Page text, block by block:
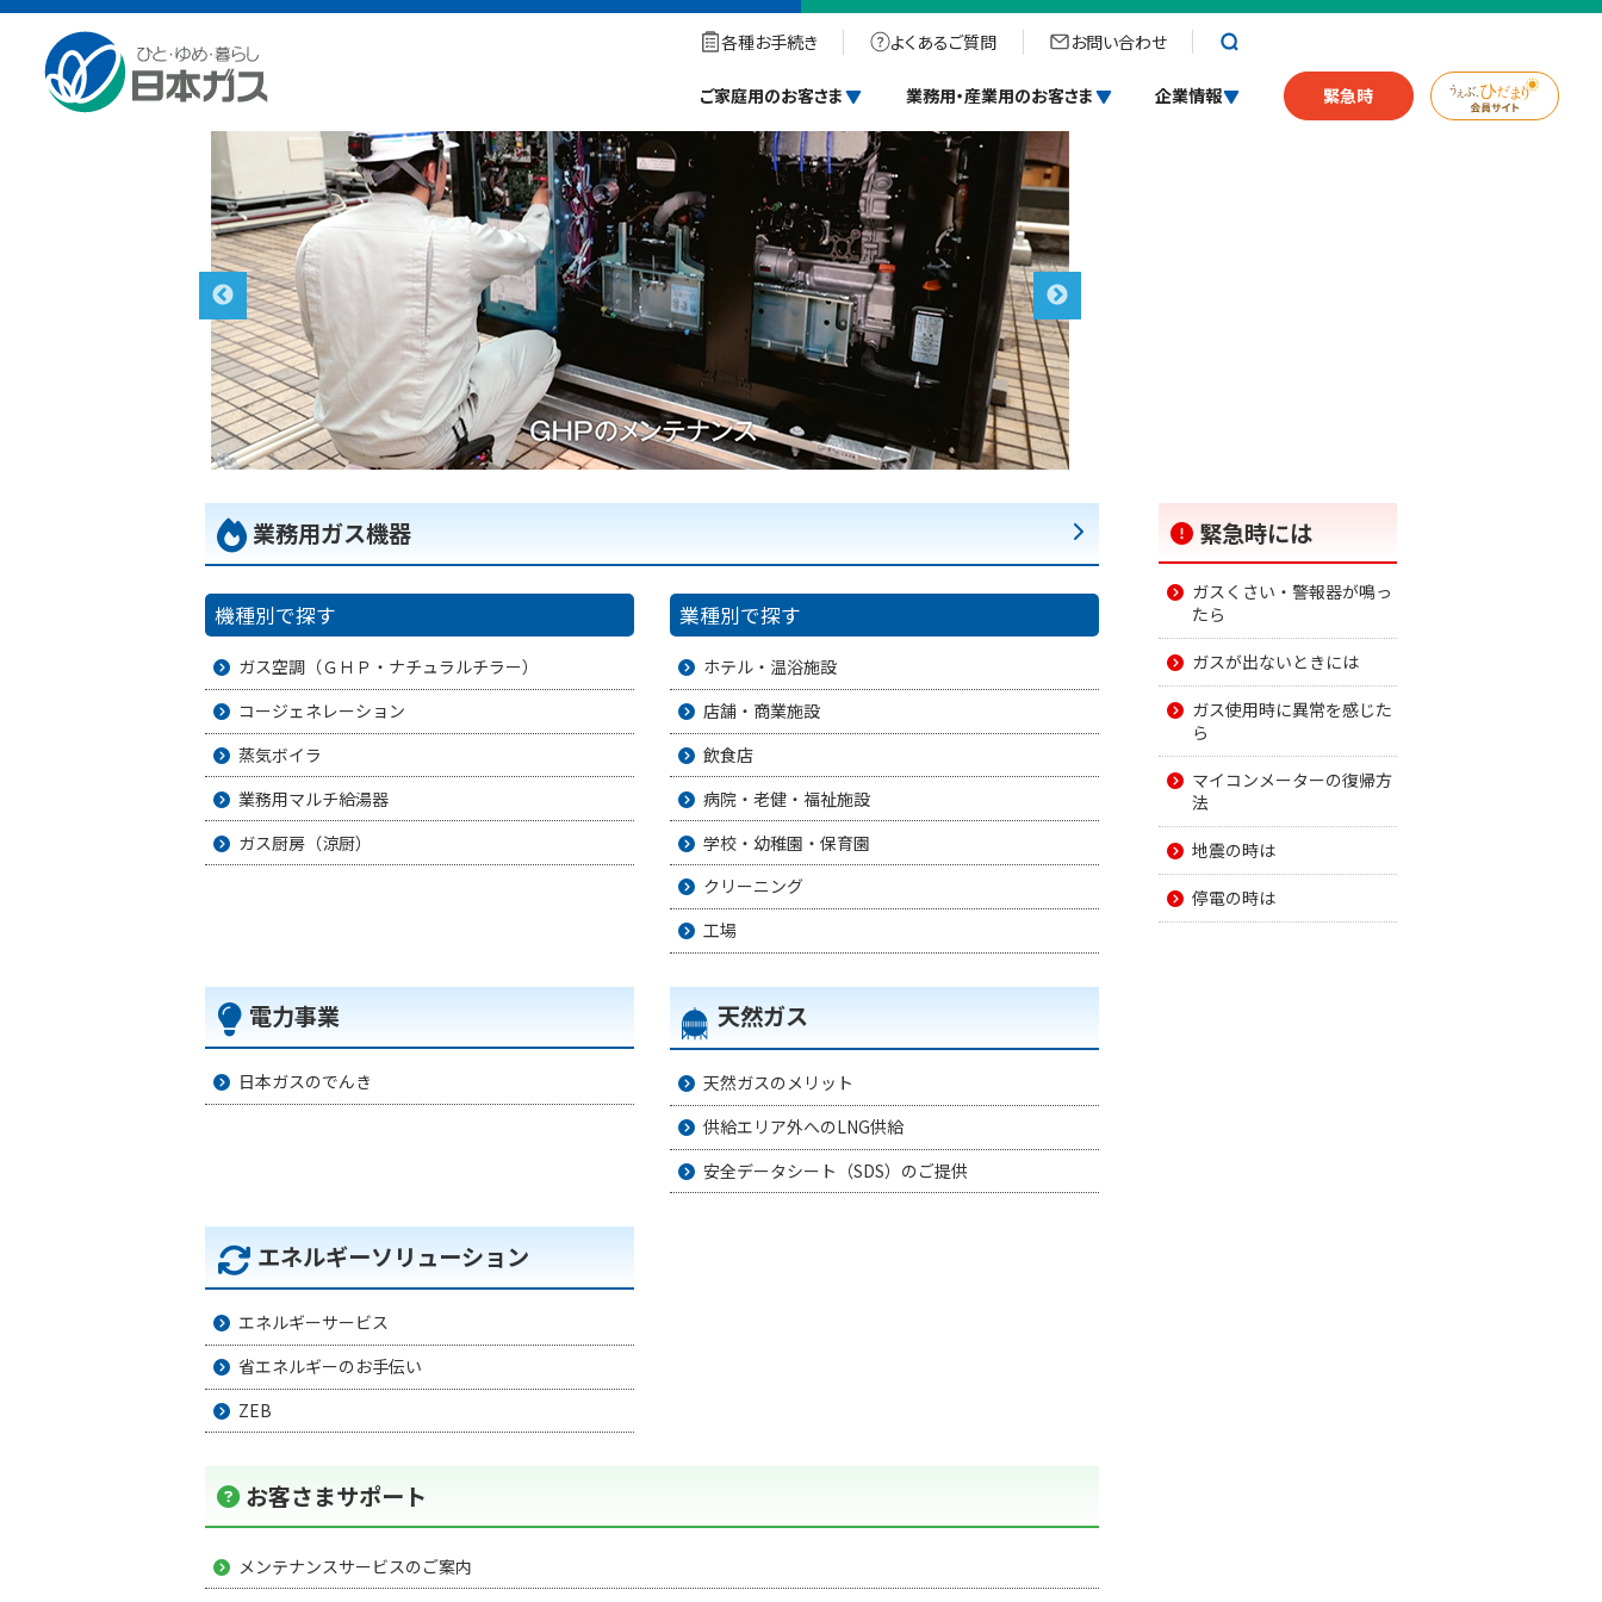
各種お手続き よくあるご質問 お問い合わせ
ご家庭用のお客さま 業務用・産業用のお客さま 企業情報 緊急時
業務用ガス機器
機種別で探す
ガス空調（ＧＨＰ・ナチュラルチラー）
コージェネレーション
蒸気ボイラ
業務用マルチ給湯器
ガス厨房（涼厨）
業種別で探す
ホテル・温浴施設
店舗・商業施設
飲食店
病院・老健・福祉施設
学校・幼稚園・保育園
クリーニング
工場
電力事業
日本ガスのでんき
天然ガス
天然ガスのメリット
供給エリア外へのLNG供給
安全データシート（SDS）のご提供
エネルギーソリューション
エネルギーサービス
省エネルギーのお手伝い
ZEB
お客さまサポート
メンテナンスサービスのご案内
緊急時には
ガスくさい・警報器が鳴っ
たら
ガスが出ないときには
ガス使用時に異常を感じた
ら
マイコンメーターの復帰方
法
地震の時は
停電の時は